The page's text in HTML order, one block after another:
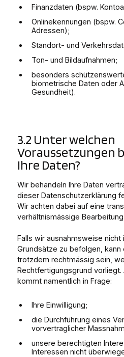
Finanzdaten (bspw.
Onlinekennungen (bspw.
Adressen);
Standort- und
Ton- und Bildaufnahmen;
besonders
biometrische Daten oder
Gesundheit).
3.2 Unter welchen
Voraussetzungen
Ihre Daten?
Wir behandeln Ihre Daten
dieser Datenschutzerklärung
Wir achten dabei auf eine
verhältnismässige Bearbeitung.
Falls wir ausnahmsweise
Grundsätze zu befolgen, kann
trotzdem rechtmässig sein,
Rechtfertigungsgrund
kommt namentlich in Frage:
Ihre Einwilligung;
die Durchführung eines
vorvertraglicher
unsere berechtigten
Interessen nicht